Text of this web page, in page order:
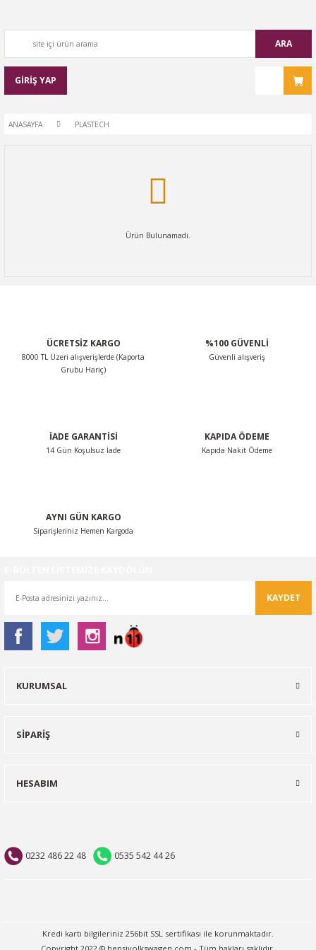
ARA
GİRİŞ YAP
ANASAYFA PLASTECH
Ürün Bulunamadı.
ÜCRETSİZ KARGO
8000 TL Üzeri alışverişlerde (Kaporta
Grubu Hariç)
%100 GÜVENLİ
Güvenli alışveriş
İADE GARANTİSİ
14 Gün Koşulsuz İade
KAPIDA ÖDEME
Kapıda Nakit Ödeme
AYNI GÜN KARGO
Siparişleriniz Hemen Kargoda
KAYDET
0232 486 22 48 0535 542 44 26
KURUMSAL
SİPARİŞ
HESABIM
Kredi kartı bilgileriniz 256bit SSL sertifikası ile korunmaktadır.